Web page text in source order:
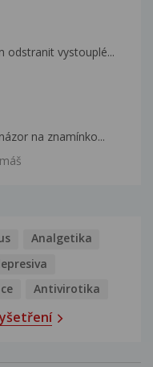
odstranit vystouplé...
na znamínko...
Analgetika
Antivirotika